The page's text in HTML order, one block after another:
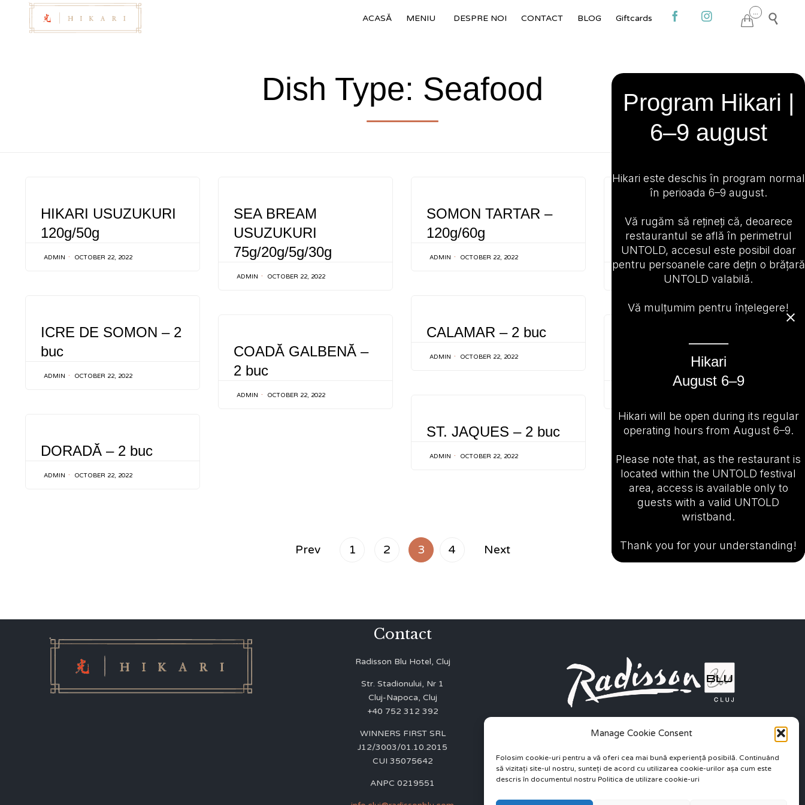
Manage Cookie Consent
Folosim cookie-uri pentru a vă oferi cea mai bună experiență posibilă. Continuând
să vizitați site-ul nostru, sunteți de acord cu utilizarea cookie-urilor așa cum este
descris în documentul nostru Politica de utilizare cookie-uri
Skip
to
ACASĂ MENIU DESPRE NOI CONTACT BLOG Giftcards   
...

Dish Type: Seafood
HIKARI USUZUKURI
120g/50g
ADMIN OCTOBER 22, 2022
SEA BREAM
USUZUKURI
75g/20g/5g/30g
ADMIN OCTOBER 22, 2022
SOMON TARTAR –
120g/60g
ADMIN OCTOBER 22, 2022
CATEGORY
LUP DE MARE
USUZUKURI –
75g/20g/5g/30g
OCTOBER 22, 2022
ICRE DE SOMON – 2
buc
ADMIN OCTOBER 22, 2022
CALAMAR – 2 buc
ADMIN OCTOBER 22, 2022
COADĂ GALBENĂ –
2 buc
ADMIN OCTOBER 22, 2022
ST. JAQUES – 2 buc
ADMIN OCTOBER 22, 2022
DORADĂ – 2 buc
ADMIN OCTOBER 22, 2022
Prev 1 2 3 4 Next
Contact
Radisson Blu Hotel, Cluj
Str. Stadionului, Nr 1
Cluj-Napoca, Cluj
+40 752 312 392
WINNERS FIRST SRL
J12/3003/01.10.2015
CUI 35075642
ANPC 0219551
 
Program Hikari |
6–9 august
Hikari este deschis în program normal
în perioada 6–9 august.
Vă rugăm să rețineți că, deoarece
restaurantul se află în perimetrul
UNTOLD, accesul este posibil doar
pentru persoanele care dețin o brățară
UNTOLD valabilă.
Vă mulțumim pentru înțelegere!
⸻
Hikari
August 6–9
Hikari will be open during its regular
operating hours from August 6–9.
Please note that, as the restaurant is
located within the UNTOLD festival
area, access is available only to
guests with a valid UNTOLD
wristband.
Thank you for your understanding!